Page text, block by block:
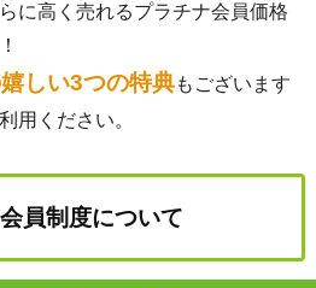
に高く売れるプラチナ会員価格
しい3つの特典もございます
用ください。
員制度について